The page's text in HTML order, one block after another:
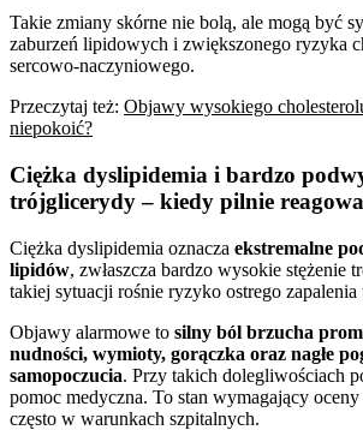
Takie zmiany skórne nie bolą, ale mogą być
zaburzeń lipidowych i zwiększonego ryzyka
sercowo-naczyniowego.
Przeczytaj też: Objawy wysokiego
niepokoić?
Ciężka dyslipidemia i bardzo
trójglicerydy – kiedy pilnie
Ciężka dyslipidemia oznacza ekstremalne
lipidów, zwłaszcza bardzo wysokie stężenie
takiej sytuacji rośnie ryzyko ostrego zapalenia
Objawy alarmowe to silny ból brzucha
nudności, wymioty, gorączka oraz nagłe
samopoczucia. Przy takich dolegliwościach
pomoc medyczna. To stan wymagający
często w warunkach szpitalnych.